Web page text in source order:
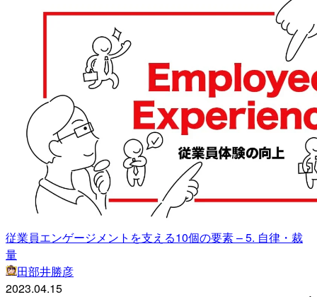
従業員エンゲージメントを支える10個の要素 – 5. 自律・裁
量
田部井勝彦
2023.04.15